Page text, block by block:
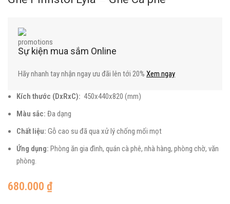
Sự kiện mua sắm Online
Hãy nhanh tay nhận ngay ưu đãi lên tới 20%Xem ngay
Kích thước (DxRxC): 450x440x820 (mm)
Màu sắc: Đa dạng
Chất liệu: Gỗ cao su đã qua xử lý chống mối mọt
Ứng dụng: Phòng ăn gia đình, quán cà phê, nhà hàng, phòng chờ, văn
phòng.
680.000₫